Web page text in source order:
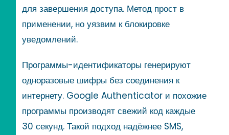
для завершения доступа. Метод прост в
применении, но уязвим к блокировке
уведомлений.
Программы-идентификаторы генерируют
одноразовые шифры без соединения к
интернету. Google Authenticator и похожие
программы производят свежий код каждые
30 секунд. Такой подход надёжнее SMS,